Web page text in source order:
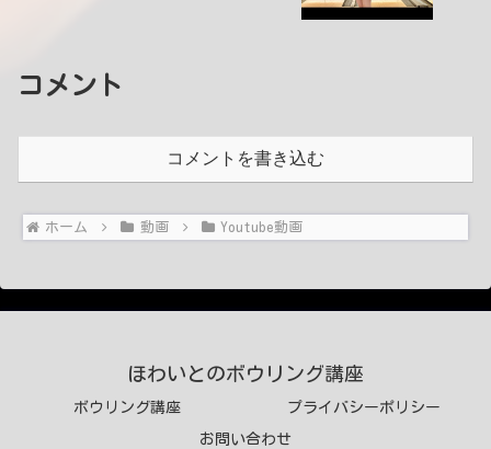
コメント
コメントを書き込む
ホーム 動画 Youtube動画
ほわいとのボウリング講座
ボウリング講座 プライバシーポリシー
お問い合わせ